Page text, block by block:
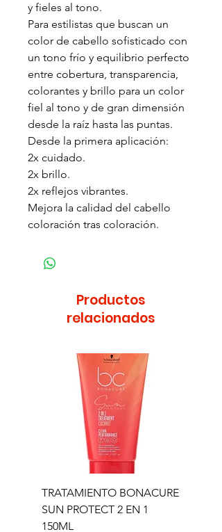
y fieles al tono.
Para estilistas que buscan un
color de cabello sofisticado con
un tono frío y equilibrio perfecto
entre cobertura, transparencia,
colorantes y brillo para un color
fiel al tono y de gran dimensión
desde la raíz hasta las puntas.
Desde la primera aplicación:
2x cuidado.
2x brillo.
2x reflejos vibrantes.
Mejora la calidad del cabello
coloración tras coloración.
Productos
relacionados
TRATAMIENTO BONACURE
SUN PROTECT 2 EN 1
150ML